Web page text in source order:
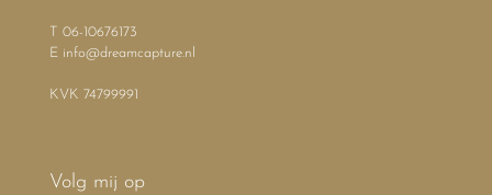
T 06-10676173
E info@dreamcapture.nl
KVK 74799991
Volg mij op